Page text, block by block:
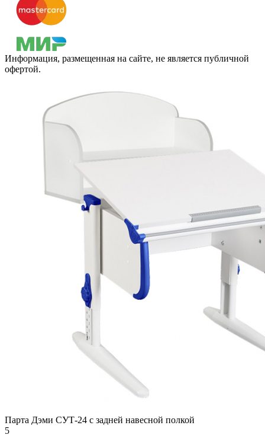
Информация, размещенная на сайте, не является публичной
офертой.
Парта Дэми СУТ-24 с задней навесной полкой
5